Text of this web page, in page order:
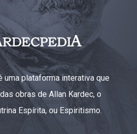
uma plataforma interativa que
obras de Allan Kardec, o
Espírita, ou Espiritismo.